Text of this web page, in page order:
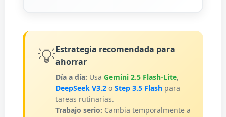
💡Estrategia recomendada para
ahorrar
Día a día: Usa Gemini 2.5 Flash-Lite,
DeepSeek V3.2 o Step 3.5 Flash para
tareas rutinarias.
Trabajo serio: Cambia temporalmente a